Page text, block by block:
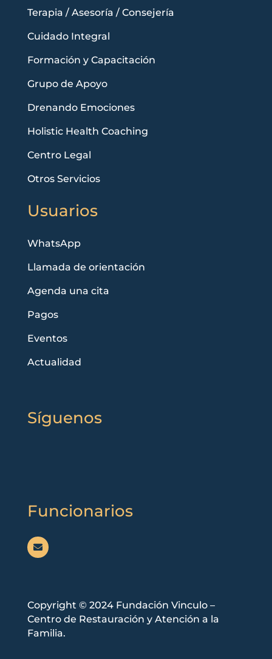
Terapia / Asesoría / Consejería
Cuidado Integral
Formación y Capacitación
Grupo de Apoyo
Drenando Emociones
Holistic Health Coaching
Centro Legal
Otros Servicios
Usuarios
WhatsApp
Llamada de orientación
Agenda una cita
Pagos
Eventos
Actualidad
Síguenos
Funcionarios

Copyright © 2024 Fundación Vinculo –
Centro de Restauración y Atención a la
Familia.